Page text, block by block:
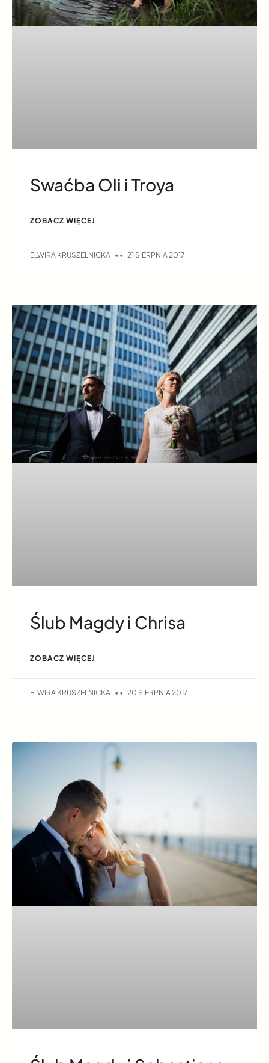
Swaćba Oli i Troya
ZOBACZ WIĘCEJ
ELWIRA KRUSZELNICKA 21 SIERPNIA 2017
Ślub Magdy i Chrisa
ZOBACZ WIĘCEJ
ELWIRA KRUSZELNICKA 20 SIERPNIA 2017